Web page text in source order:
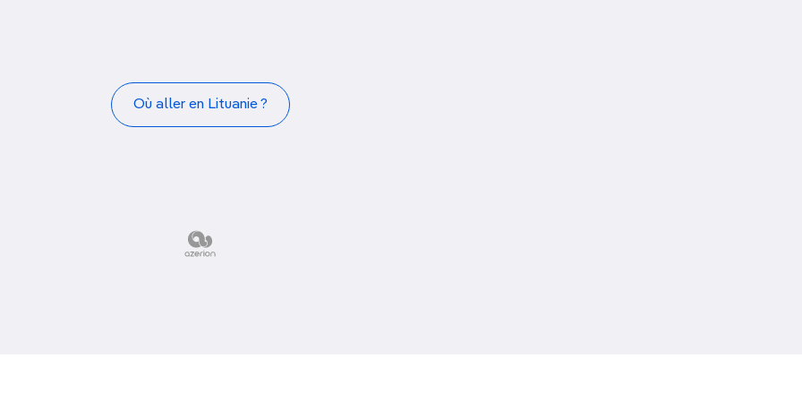
Où aller en Lituanie ?